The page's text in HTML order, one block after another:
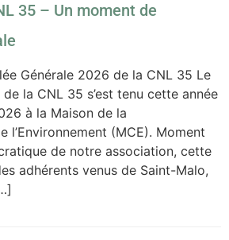
35 – Un moment de
Générale 2026 de la CNL 35 Le
la CNL 35 s’est tenu cette année
à la Maison de la
l’Environnement (MCE). Moment
de notre association, cette
adhérents venus de Saint-Malo,